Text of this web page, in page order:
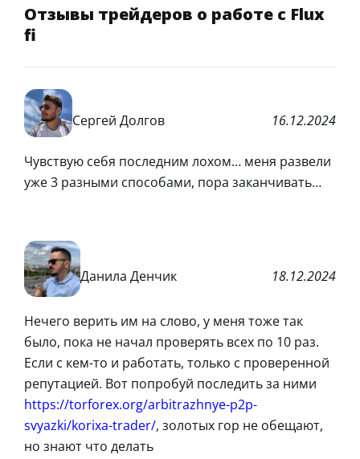
Отзывы трейдеров о работе с Flux
fi
Сергей Долгов 16.12.2024
Чувствую себя последним лохом… меня развели
уже 3 разными способами, пора заканчивать…
Данила Денчик 18.12.2024
Нечего верить им на слово, у меня тоже так
было, пока не начал проверять всех по 10 раз.
Если с кем-то и работать, только с проверенной
репутацией. Вот попробуй последить за ними
https://torforex.org/arbitrazhnye-p2p-
svyazki/korixa-trader/, золотых гор не обещают,
но знают что делать